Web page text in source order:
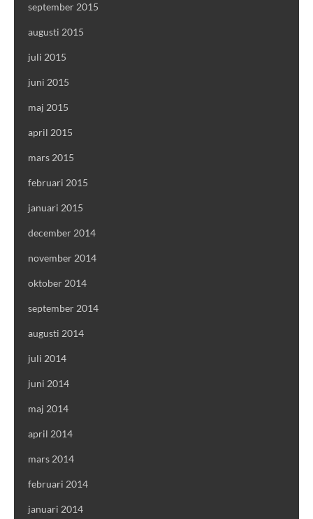
september 2015
augusti 2015
juli 2015
juni 2015
maj 2015
april 2015
mars 2015
februari 2015
januari 2015
december 2014
november 2014
oktober 2014
september 2014
augusti 2014
juli 2014
juni 2014
maj 2014
april 2014
mars 2014
februari 2014
januari 2014